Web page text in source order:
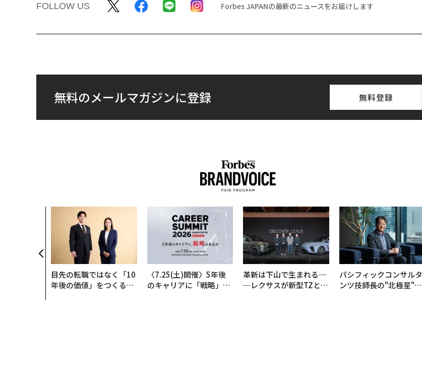
FOLLOW US Forbes JAPANの最新のニュースをお届けします
無料のメールマガジンに登録 無料登録
目先の転職ではなく「10
年後の価値」をつくる─
〈7.25(土)開催〉5年後
のキャリアに「戦略」は
革新は下山で生まれる─
─レクサスが新型TZとE
パシフィックコンサルタ
ンツ技師長の"北極星"。